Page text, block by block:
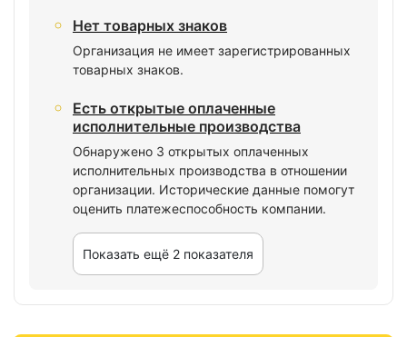
Нет товарных знаков
Организация не имеет зарегистрированных
товарных знаков.
Есть открытые оплаченные
исполнительные производства
Обнаружено 3 открытых оплаченных
исполнительных производства в отношении
организации. Исторические данные помогут
оценить платежеспособность компании.
Показать ещё 2 показателя